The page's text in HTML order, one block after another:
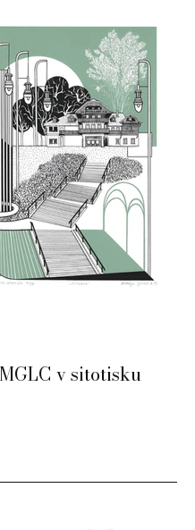
MGLC v sitotisku